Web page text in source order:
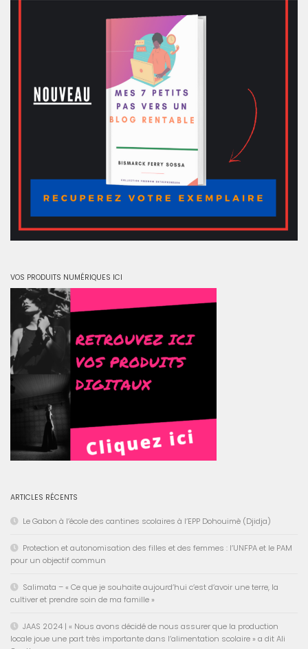
VOS PRODUITS NUMÉRIQUES ICI
ARTICLES RÉCENTS
Le Gabon à l’école des cantines scolaires à l’EPP Dohouimè (Djidja)
Protection et autonomisation des filles et des femmes : l’UNFPA et le PAM
pour un objectif commun
Salimata – « Ce que je souhaite aujourd’hui c’est d’avoir une terre, la
cultiver et prendre soin de ma famille »
JAAS 2024 | « Nous avons décidé de nous assurer que la production
locale joue une part très importante dans l’alimentation scolaire » a dit Ali